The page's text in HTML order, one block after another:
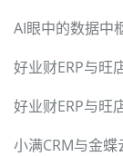
好业财ERP与旺
好业财ERP与旺
小满CRM与金